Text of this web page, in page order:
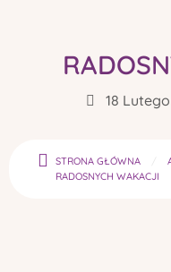
18
STRONA GŁÓWNA
RADOSNYCH WAKACJI